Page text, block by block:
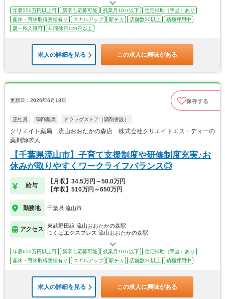
年収550万円以上可 新卒も応募可能 残業月10ｈ以下
住宅補助（手当）あり
産休・育休取得実績有り
スキルアップ 駅チカ 店舗数30以上
積極採用中
夏～秋入職可
年間休日120日以上
求人の詳細を見る この求人に興味がある
更新日：2026年6月18日 保存する
正社員 調剤薬局 ドラッグストア（調剤併設）
クリエイト薬局 流山おおたかの森店 株式会社クリエイトエス・ディーの
薬剤師求人
【千葉県流山市】子育て支援制度や研修制度充実♪お
休みが取りやすくワークライフバランス◎
給与
【月収】34.5万円～50.0万円
【年収】510万円～650万円
勤務地 千葉県 流山市
アクセス
東武野田線 流山おおたかの森駅
つくばエクスプレス 流山おおたかの森駅
年収650万円以上可 新卒も応募可能 残業月10ｈ以下
住宅補助（手当）あり
産休・育休取得実績有り
スキルアップ 駅チカ 店舗数30以上 積極採用中
求人の詳細を見る この求人に興味がある